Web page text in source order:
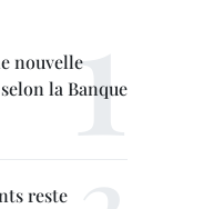
nouvelle
la Banque
reste